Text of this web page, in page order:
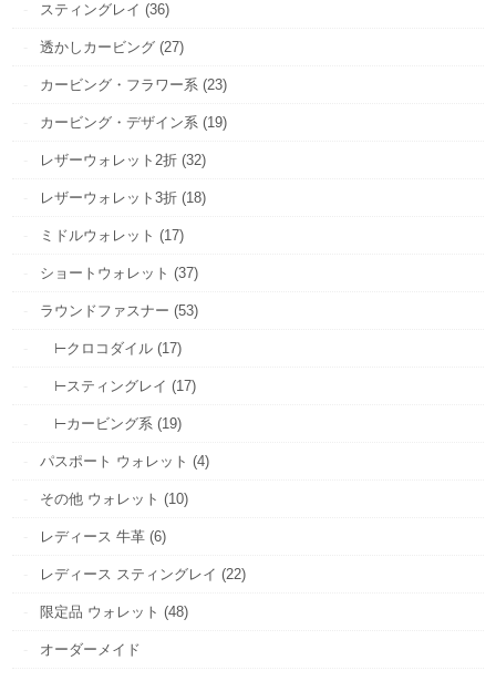
スティングレイ (36)
透かしカービング (27)
カービング・フラワー系 (23)
カービング・デザイン系 (19)
レザーウォレット2折 (32)
レザーウォレット3折 (18)
ミドルウォレット (17)
ショートウォレット (37)
ラウンドファスナー (53)
⊢クロコダイル (17)
⊢スティングレイ (17)
⊢カービング系 (19)
パスポート ウォレット (4)
その他 ウォレット (10)
レディース 牛革 (6)
レディース スティングレイ (22)
限定品 ウォレット (48)
オーダーメイド